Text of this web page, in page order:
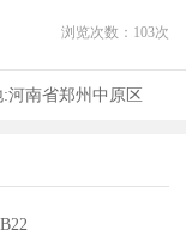
浏览次数： 103次
河南省郑州中原区